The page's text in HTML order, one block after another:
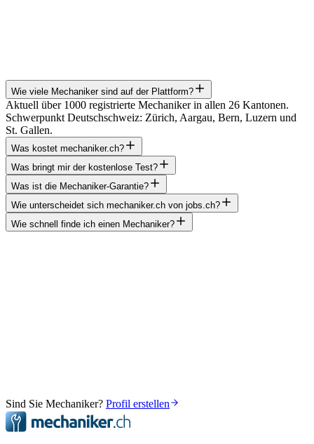
Wie viele Mechaniker sind auf der Plattform?
Aktuell über 1000 registrierte Mechaniker in allen 26 Kantonen.
Schwerpunkt Deutschschweiz: Zürich, Aargau, Bern, Luzern und
St. Gallen.
Was kostet mechaniker.ch?
Was bringt mir der kostenlose Test?
Was ist die Mechaniker-Garantie?
Wie unterscheidet sich mechaniker.ch von jobs.ch?
Wie schnell finde ich einen Mechaniker?
Sind Sie Mechaniker? Profil erstellen